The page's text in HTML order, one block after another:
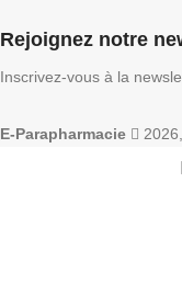
Rejoignez notre
Inscrivez-vous à la
E-Parapharmacie